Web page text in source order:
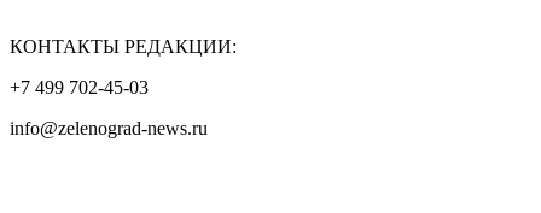
КОНТАКТЫ РЕДАКЦИИ:
+7 499 702-45-03
info@zelenograd-news.ru